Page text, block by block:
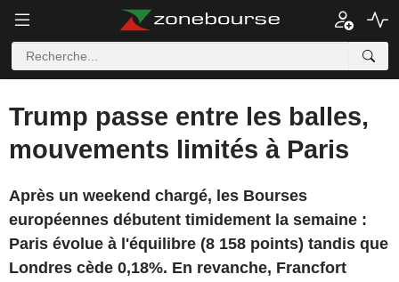
Trump passe entre les balles,
mouvements limités à Paris
Après un weekend chargé, les Bourses
européennes débutent timidement la semaine :
Paris évolue à l'équilibre (8 158 points) tandis que
Londres cède 0,18%. En revanche, Francfort